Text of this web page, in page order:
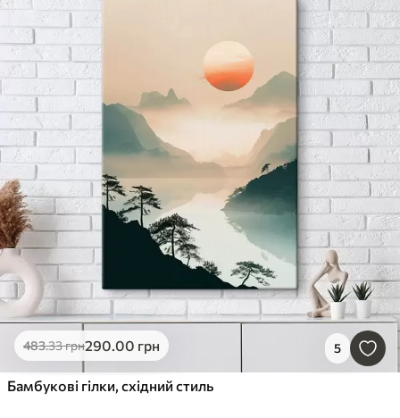
483.33грн290.00 грн 5
Бамбукові гілки, східний стиль